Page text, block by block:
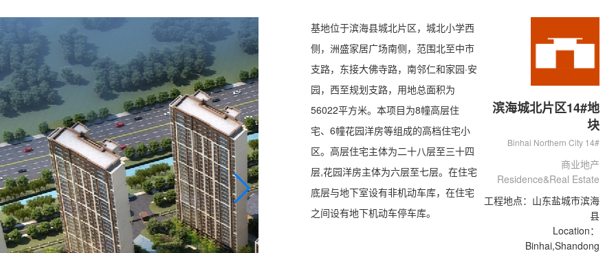
滨海城北片区14#地
块
Binhai Northern City 14#
商业地产
Residence&Real Estate
工程地点：山东盐城市滨海
县
Location：
Binhai,Shandong
基地位于滨海县城北片区，城北小学西
侧，洲盛家居广场南侧，范围北至中市
支路，东接大佛寺路，南邻仁和家园·安
园，西至规划支路，用地总面积为
56022平方米。本项目为8幢高层住
宅、6幢花园洋房等组成的高档住宅小
区。高层住宅主体为二十八层至三十四
层,花园洋房主体为六层至七层。在住宅
底层与地下室设有非机动车库，在住宅
之间设有地下机动车停车库。